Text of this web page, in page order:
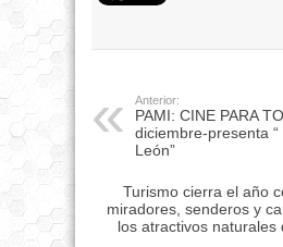
Anterior:
PAMI: CINE PARA
diciembre-presenta
León”
Turismo cierra el año
miradores, senderos y
los atractivos naturales